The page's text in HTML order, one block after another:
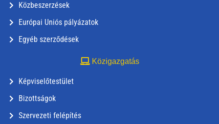
Közbeszerzések
Európai Uniós pályázatok
Egyéb szerződések
Közigazgatás
Képviselőtestület
Bizottságok
Szervezeti felépítés